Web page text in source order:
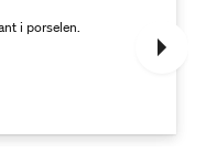
i porselen.